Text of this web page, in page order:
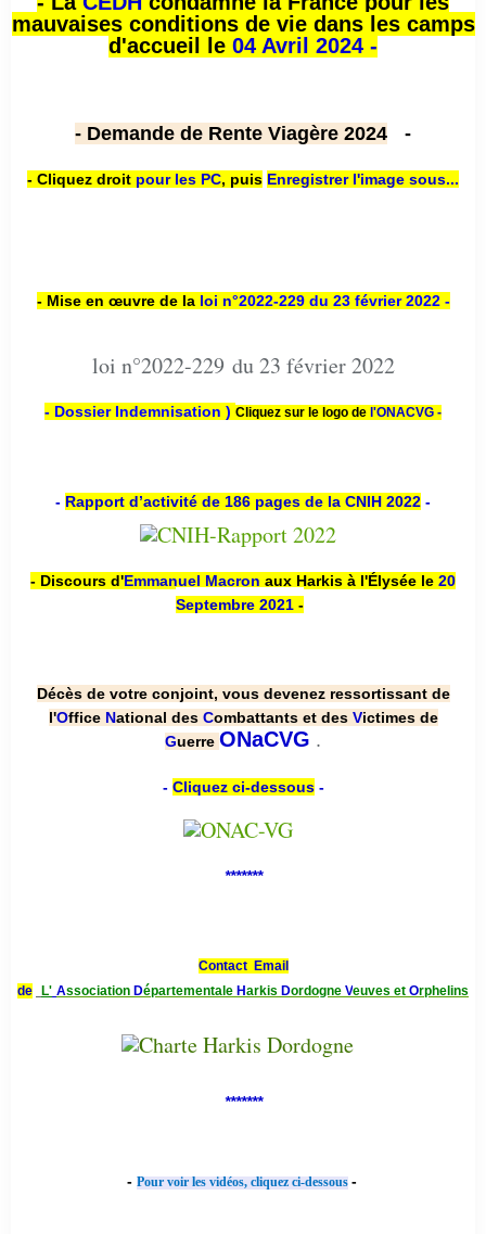
mauvaises conditions de vie dans les camps
d'accueil le 04 Avril 2024 -
- Demande de Rente Viagère 2024 -
- Cliquez droit pour les PC, puis Enregistrer l'image sous...
- Mise en œuvre de la loi n°2022-229 du 23 février 2022 -
loi n°2022-229 du 23 février 2022
- Dossier Indemnisation ) Cliquez sur le logo de l'ONACVG -
- Rapport d’activité de 186 pages de la CNIH 2022 -
- Discours d'Emmanuel Macron aux Harkis à l'Élysée le 20
Septembre 2021 -
Décès de votre conjoint, vous devenez ressortissant de
l'Office National des Combattants et des Victimes de
Guerre ONaCVG .
- Cliquez ci-dessous-
*******
Contact Email
de
L' Association Départementale Harkis Dordogne Veuves et Orphelins
*******
- Pour voir les vidéos, cliquez ci-dessous -